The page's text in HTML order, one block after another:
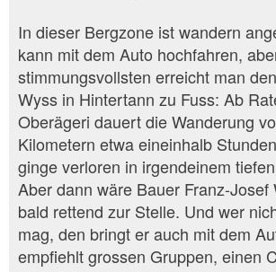
In dieser Bergzone ist wandern
kann mit dem Auto hochfahren,
stimmungsvollsten erreicht man
Wyss in Hintertann zu Fuss: Ab
Oberägeri dauert die Wanderung
Kilometern etwa eineinhalb
ginge verloren in irgendeinem
Aber dann wäre Bauer Franz-Josef
bald rettend zur Stelle. Und wer
mag, den bringt er auch mit dem
empfiehlt grossen Gruppen, einen